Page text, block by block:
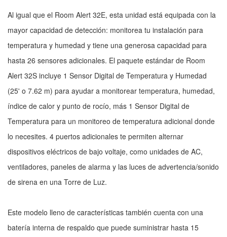
Al igual que el Room Alert 32E, esta unidad está equipada con la
mayor capacidad de detección: monitorea tu instalación para
temperatura y humedad y tiene una generosa capacidad para
hasta 26 sensores adicionales. El paquete estándar de Room
Alert 32S incluye 1 Sensor Digital de Temperatura y Humedad
(25' o 7.62 m) para ayudar a monitorear temperatura, humedad,
índice de calor y punto de rocío, más 1 Sensor Digital de
Temperatura para un monitoreo de temperatura adicional donde
lo necesites. 4 puertos adicionales te permiten alternar
dispositivos eléctricos de bajo voltaje, como unidades de AC,
ventiladores, paneles de alarma y las luces de advertencia/sonido
de sirena en una Torre de Luz.
Este modelo lleno de características también cuenta con una
batería interna de respaldo que puede suministrar hasta 15